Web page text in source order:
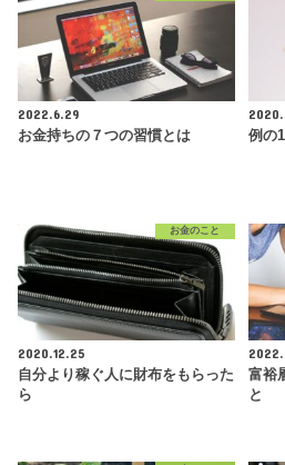
2022.6.29
お金持ちの７つの習慣とは
例の
お金のこと
2020.12.25
自分より稼ぐ人に財布をもらった
ら
富裕
と